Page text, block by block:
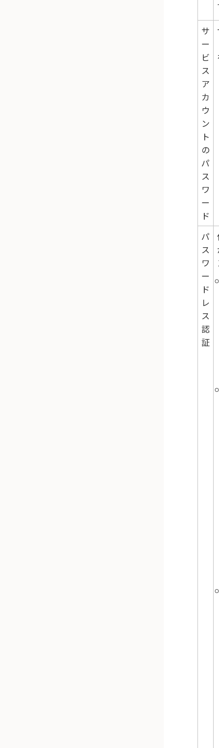
サ
ー
ビ
ス
ア
カ
ウ
ン
ト
の
パ
ス
ワ
ー
ド
パ
ス
ワ
ー
ド
レ
ス
認
証